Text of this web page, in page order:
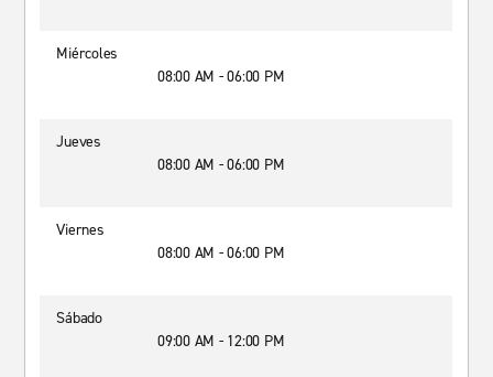
Miércoles
08:00 AM - 06:00 PM
Jueves
08:00 AM - 06:00 PM
Viernes
08:00 AM - 06:00 PM
Sábado
09:00 AM - 12:00 PM